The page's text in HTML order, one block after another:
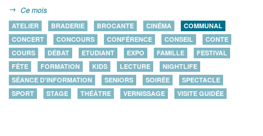
Ce mois
ATELIER BRADERIE BROCANTE CINÉMA
COMMUNAL
CONCERT
CONCOURS CONFÉRENCE CONSEIL
CONTE
COURS
DÉBAT ETUDIANT EXPO FAMILLE
FESTIVAL
FÊTE
FORMATION KIDS LECTURE
NIGHTLIFE
SÉANCE D'INFORMATION
SENIORS SOIRÉE
SPECTACLE
SPORT
STAGE THÉÂTRE VERNISSAGE VISITE GUIDÉE